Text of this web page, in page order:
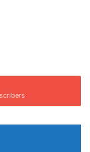
được trang bị